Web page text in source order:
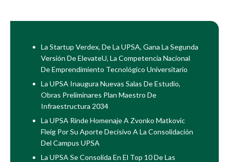
La Startup Verdex, De La UPSA, Gana La Segunda
Versión De ElevateU, La Competencia Nacional
De Emprendimiento Tecnológico Universitario
La UPSA Inaugura Nuevas Salas De Estudio,
Obras Preliminares Plan Maestro De
Infraestructura 2034
La UPSA Rinde Homenaje A Zvonko Matkovic
Fleig Por Su Aporte Decisivo A La Consolidación
Del Campus UPSA
La UPSA Se Consolida En El Top 10 De Las